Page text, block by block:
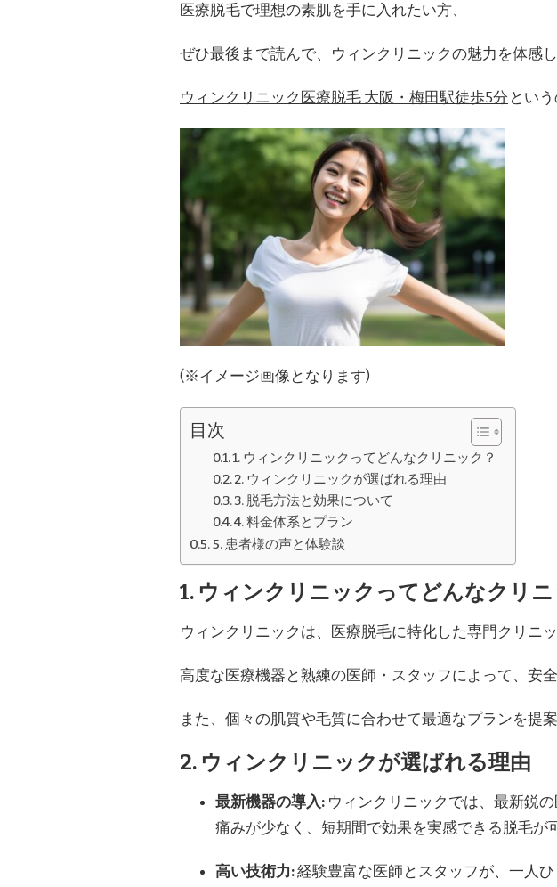
医療脱毛で理想の素肌を手に入れたい方、
ぜひ最後まで読んで、ウィンクリニックの魅力を体感し
ウィンクリニック医療脱毛 大阪・梅田駅徒歩5分 とい
(※イメージ画像となります)
目次
1. ウィンクリニックってどんなクリニック？
2. ウィンクリニックが選ばれる理由
3. 脱毛方法と効果について
4. 料金体系とプラン
5. 患者様の声と体験談
1. ウィンクリニックってどんなクリニ
ウィンクリニックは、医療脱毛に特化した専門クリニッ
高度な医療機器と熟練の医師・スタッフによって、安
また、個々の肌質や毛質に合わせて最適なプランを提
2. ウィンクリニックが選ばれる理由
最新機器の導入: ウィンクリニックでは、最新鋭
痛みが少なく、短期間で効果を実感できる脱毛が
高い技術力:経験豊富な医師とスタッフが、一人